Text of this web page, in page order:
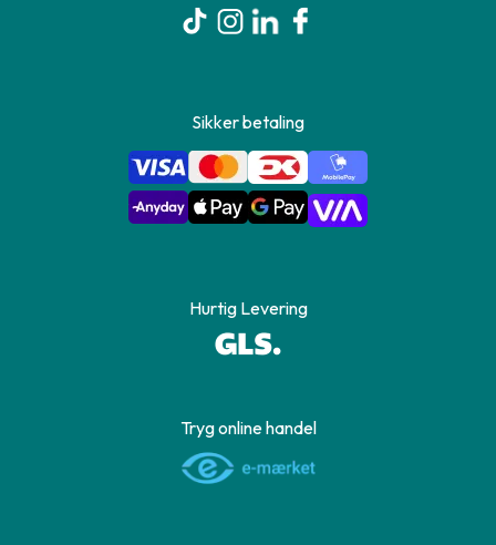
Sikker betaling
Hurtig Levering
Tryg online handel